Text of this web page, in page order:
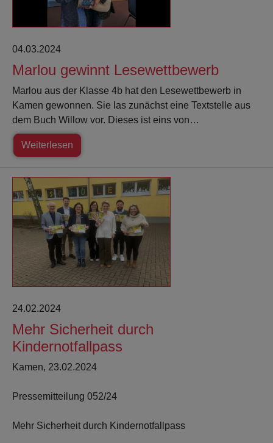
04.03.2024
Marlou gewinnt Lesewettbewerb
Marlou aus der Klasse 4b hat den Lesewettbewerb in
Kamen gewonnen. Sie las zunächst eine Textstelle aus
dem Buch Willow vor. Dieses ist eins von…
Weiterlesen
24.02.2024
Mehr Sicherheit durch
Kindernotfallpass
Kamen, 23.02.2024
Pressemitteilung 052/24
Mehr Sicherheit durch Kindernotfallpass